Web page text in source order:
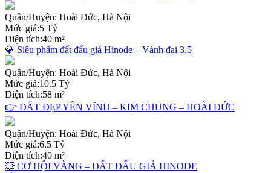
Quận/Huyện: Hoài Đức, Hà Nội
Mức giá:5 Tỷ
Diện tích:40 m²
💎 Siêu phẩm đất đấu giá Hinode – Vành đai 3.5
Quận/Huyện: Hoài Đức, Hà Nội
Mức giá:10.5 Tỷ
Diện tích:58 m²
👉 ĐẤT ĐẸP YÊN VĨNH – KIM CHUNG – HOÀI ĐỨC
Quận/Huyện: Hoài Đức, Hà Nội
Mức giá:6.5 Tỷ
Diện tích:40 m²
💥 CƠ HỘI VÀNG – ĐẤT ĐẤU GIÁ HINODE